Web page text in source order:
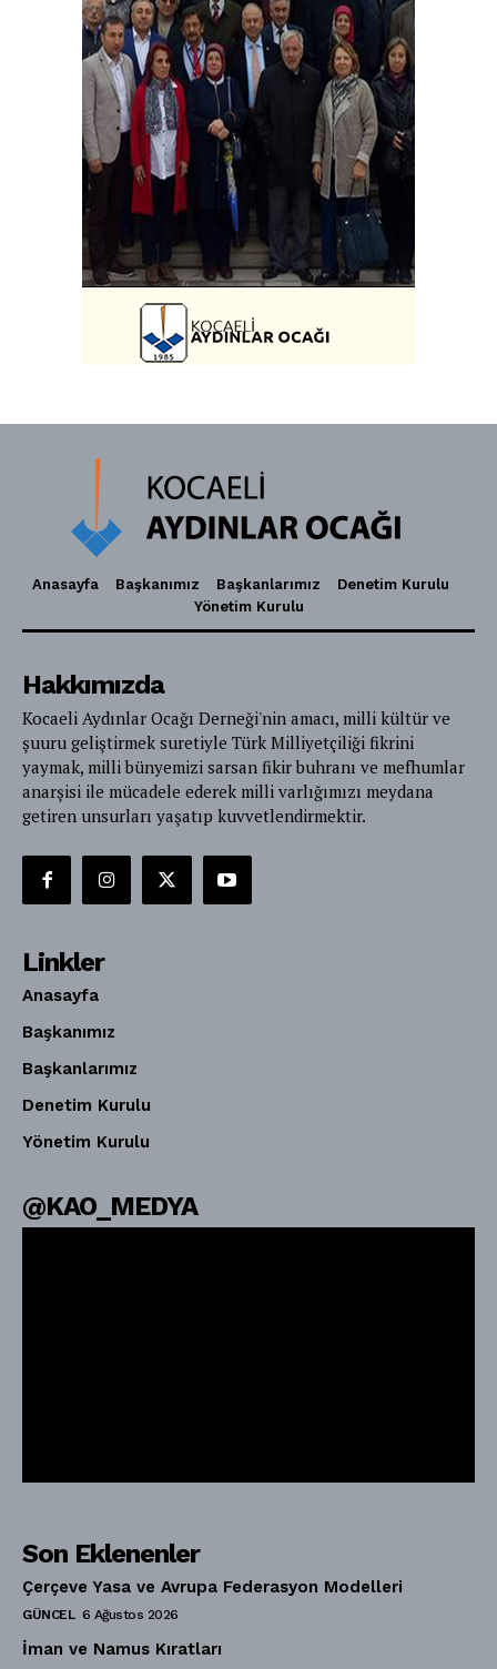
Anasayfa Başkanımız Başkanlarımız
Denetim Kurulu
Yönetim Kurulu
Hakkımızda
Kocaeli Aydınlar Ocağı Derneği'nin amacı, milli kültür ve
şuuru geliştirmek suretiyle Türk Milliyetçiliği fikrini
yaymak, milli bünyemizi sarsan fikir buhranı ve mefhumlar
anarşisi ile mücadele ederek milli varlığımızı meydana
getiren unsurları yaşatıp kuvvetlendirmektir.
Linkler
Anasayfa
Başkanımız
Başkanlarımız
Denetim Kurulu
Yönetim Kurulu
@KAO_MEDYA
Son Eklenenler
Çerçeve Yasa ve Avrupa Federasyon Modelleri
GÜNCEL 6 Ağustos 2026
İman ve Namus Kıratları